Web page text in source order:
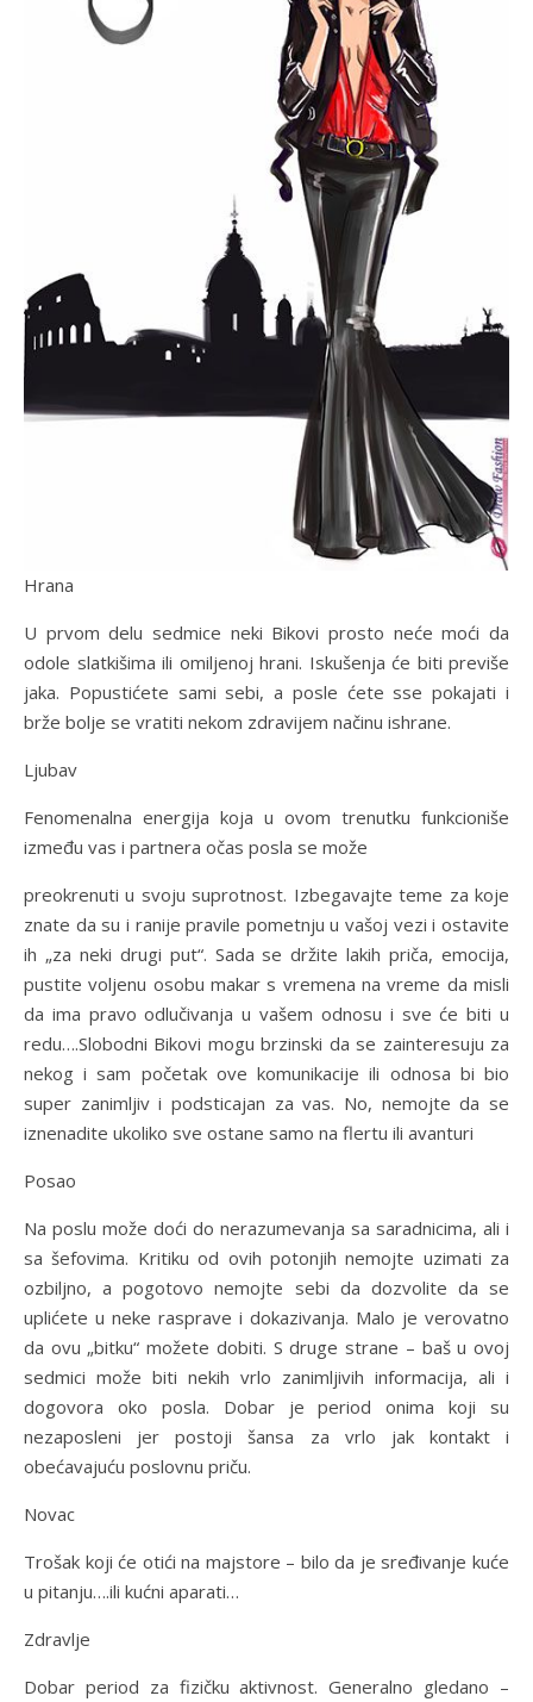
Hrana
U prvom delu sedmice neki Bikovi prosto neće moći da
odole slatkišima ili omiljenoj hrani. Iskušenja će biti previše
jaka. Popustićete sami sebi, a posle ćete sse pokajati i
brže bolje se vratiti nekom zdravijem načinu ishrane.
Ljubav
Fenomenalna energija koja u ovom trenutku funkcioniše
između vas i partnera očas posla se može
preokrenuti u svoju suprotnost. Izbegavajte teme za koje
znate da su i ranije pravile pometnju u vašoj vezi i ostavite
ih „za neki drugi put“. Sada se držite lakih priča, emocija,
pustite voljenu osobu makar s vremena na vreme da misli
da ima pravo odlučivanja u vašem odnosu i sve će biti u
redu….Slobodni Bikovi mogu brzinski da se zainteresuju za
nekog i sam početak ove komunikacije ili odnosa bi bio
super zanimljiv i podsticajan za vas. No, nemojte da se
iznenadite ukoliko sve ostane samo na flertu ili avanturi
Posao
Na poslu može doći do nerazumevanja sa saradnicima, ali i
sa šefovima. Kritiku od ovih potonjih nemojte uzimati za
ozbiljno, a pogotovo nemojte sebi da dozvolite da se
uplićete u neke rasprave i dokazivanja. Malo je verovatno
da ovu „bitku“ možete dobiti. S druge strane – baš u ovoj
sedmici može biti nekih vrlo zanimljivih informacija, ali i
dogovora oko posla. Dobar je period onima koji su
nezaposleni jer postoji šansa za vrlo jak kontakt i
obećavajuću poslovnu priču.
Novac
Trošak koji će otići na majstore – bilo da je sređivanje kuće
u pitanju….ili kućni aparati…
Zdravlje
Dobar period za fizičku aktivnost. Generalno gledano –